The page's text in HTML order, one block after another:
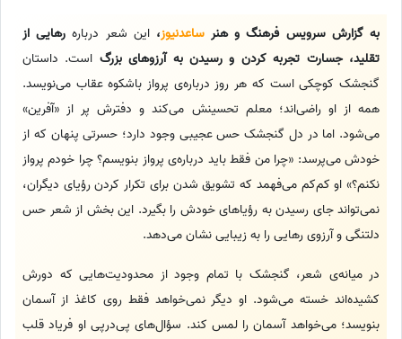
به گزارش سرویس فرهنگ و هنرساعدنیوز،این شعر درباره رهایی از
تقلید، جسارت تجربه کردن و رسیدن به آرزوهای بزرگ است. داستان
گنجشک کوچکی است که هر روز درباره‌ی پرواز باشکوه عقاب می‌نویسد.
همه از او راضی‌اند؛ معلم تحسینش می‌کند و دفترش پر از «آفرین»
می‌شود. اما در دل گنجشک حس عجیبی وجود دارد؛ حسرتی پنهان که از
خودش می‌پرسد: «چرا من فقط باید درباره‌ی پرواز بنویسم؟ چرا خودم پرواز
نکنم؟» او کم‌کم می‌فهمد که تشویق شدن برای تکرار کردن رؤیای دیگران،
نمی‌تواند جای رسیدن به رؤیاهای خودش را بگیرد. این بخش از شعر حس
دلتنگی و آرزوی رهایی را به زیبایی نشان می‌دهد.
در میانه‌ی شعر، گنجشک با تمام وجود از محدودیت‌هایی که دورش
کشیده‌اند خسته می‌شود. او دیگر نمی‌خواهد فقط روی کاغذ از آسمان
بنویسد؛ می‌خواهد آسمان را لمس کند. سؤال‌های پی‌درپی او فریاد قلب